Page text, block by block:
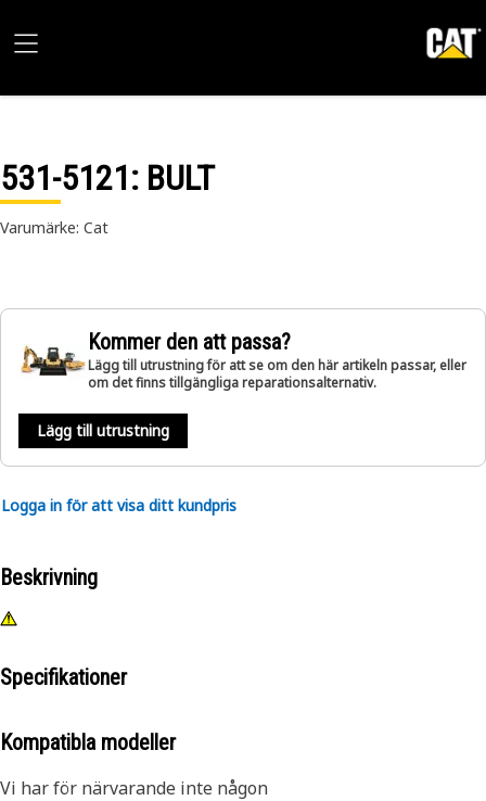
531-5121: BULT
Varumärke: Cat
Kommer den att passa?
Lägg till utrustning för att se om den här artikeln passar, eller
om det finns tillgängliga reparationsalternativ.
Lägg till utrustning
Logga in för att visa ditt kundpris
Beskrivning
Specifikationer
Kompatibla modeller
Vi har för närvarande inte någon